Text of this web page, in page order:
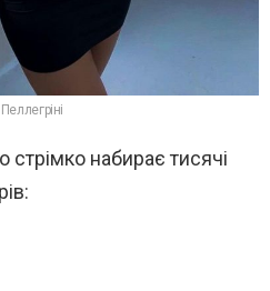
Пеллегріні
набирає тисячі